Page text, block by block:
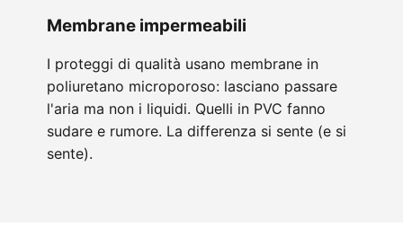
Membrane impermeabili
I proteggi di qualità usano membrane in
poliuretano microporoso: lasciano passare
l'aria ma non i liquidi. Quelli in PVC fanno
sudare e rumore. La differenza si sente (e si
sente).